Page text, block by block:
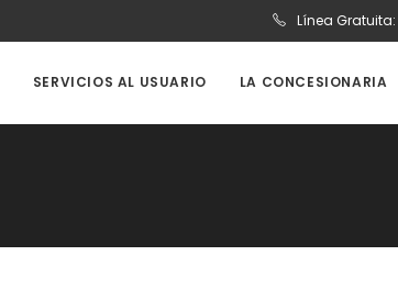
Línea Gratuita:
SERVICIOS AL USUARIO LA CONCESIONARIA